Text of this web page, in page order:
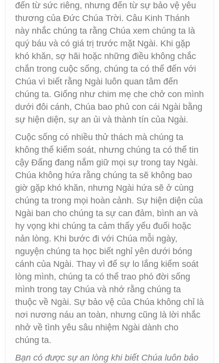
đến từ sức riêng, nhưng đến từ sự bảo vệ yêu
thương của Đức Chúa Trời. Câu Kinh Thánh
này nhắc chúng ta rằng Chúa xem chúng ta là
quý báu và có giá trị trước mặt Ngài. Khi gặp
khó khăn, sợ hãi hoặc những điều không chắc
chắn trong cuộc sống, chúng ta có thể đến với
Chúa vì biết rằng Ngài luôn quan tâm đến
chúng ta. Giống như chim mẹ che chở con mình
dưới đôi cánh, Chúa bao phủ con cái Ngài bằng
sự hiện diện, sự an ủi và thành tín của Ngài.
Cuộc sống có nhiều thử thách mà chúng ta
không thể kiểm soát, nhưng chúng ta có thể tin
cậy Đấng đang nắm giữ mọi sự trong tay Ngài.
Chúa không hứa rằng chúng ta sẽ không bao
giờ gặp khó khăn, nhưng Ngài hứa sẽ ở cùng
chúng ta trong mọi hoàn cảnh. Sự hiện diện của
Ngài ban cho chúng ta sự can đảm, bình an và
hy vọng khi chúng ta cảm thấy yếu đuối hoặc
nản lòng. Khi bước đi với Chúa mỗi ngày,
nguyện chúng ta học biết nghỉ yên dưới bóng
cánh của Ngài. Thay vì để sự lo lắng kiểm soát
lòng mình, chúng ta có thể trao phó đời sống
mình trong tay Chúa và nhớ rằng chúng ta
thuộc về Ngài. Sự bảo vệ của Chúa không chỉ là
nơi nương náu an toàn, nhưng cũng là lời nhắc
nhở về tình yêu sâu nhiệm Ngài dành cho
chúng ta.
Bạn có được sự an lòng khi biết Chúa luôn bảo